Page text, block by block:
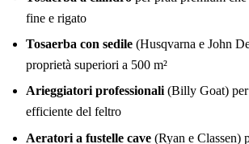
fine e rigato
Tosaerba con sedile (Husqvarna e John
proprietà superiori a 500 m²
Arieggiatori professionali(Billy Goat) per
efficiente del feltro
Aeratori a fustelle cave (Ryan e Classen)